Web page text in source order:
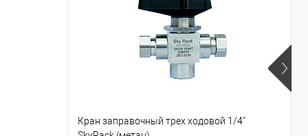
Кран заправочный трех ходовой 1/4"